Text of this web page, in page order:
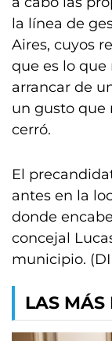
la línea de
Aires, cuyos
que es lo que
arrancar de
un gusto que
cerró.
El
antes en la
donde
concejal
municipio.
LAS MÁS